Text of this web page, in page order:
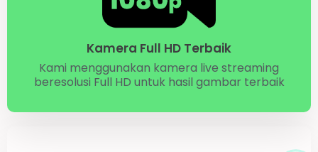
Kamera Full HD Terbaik
Kami menggunakan kamera live streaming
beresolusi Full HD untuk hasil gambar terbaik